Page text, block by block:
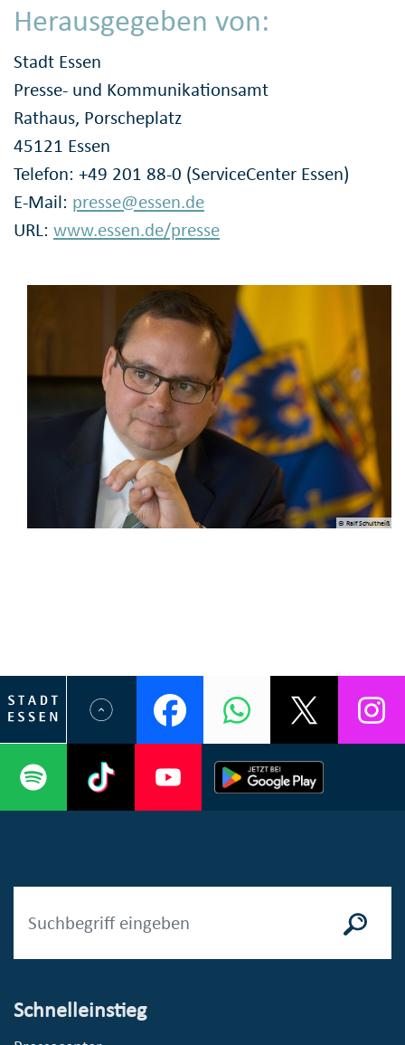
Herausgegeben von:
Stadt Essen
Presse- und Kommunikationsamt
Rathaus, Porscheplatz
45121 Essen
Telefon: +49 201 88-0 (ServiceCenter Essen)
E-Mail: presse@essen.de
URL: www.essen.de/presse
© Ralf Schultheiß
Schnelleinstieg